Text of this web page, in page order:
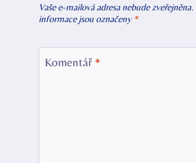
Vaše e-mailová adresa nebude zveřejněna.
informace jsou označeny *
Komentář *